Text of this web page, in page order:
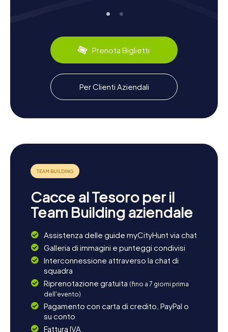
vini. Durante la vostra caccia al tesoro, scoprirete fatti
produzione vinicola per la regione. Anche dal punto di
vista culinario, la città ha molto da offrire: non perdetevi le
specialità locali come le deliziose tapas e il famoso cava
Esplorare i dintorni dopo la caccia al tesoro a
Sant Pere de Ribes
Dopo la vostra caccia al tesoro a Sant Pere de Ribes, ci
potrete godere di paesaggi mozzafiato. Se siete
interessati all'architettura locale, non perdete l'occasione
di visitare La Granja del Carme, una storica fattoria che
offre uno sguardo sulla vita rurale della regione. E se avete
Sitges e Vilanova i la Geltrú è l'ideale. Lì potrete
concludere la giornata con una rilassante passeggiata
sulla spiaggia, godendo della fresca brezza marina.
Prenota Biglietti
Per Clienti Aziendali
Cacce al Tesoro per il
Team Building aziendale
Assistenza delle guide myCityHunt via chat
Galleria di immagini e punteggi condivisi
Interconnessione attraverso la chat di
squadra
Riprenotazione gratuita (fino a 7 giorni prima
dell'evento)
Pagamento con carta di credito, PayPal o
su conto
Fattura IVA